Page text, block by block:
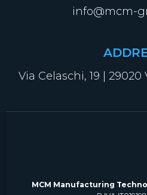
info@mcm-
Via Celaschi, 19 |
MCM Manufacturing